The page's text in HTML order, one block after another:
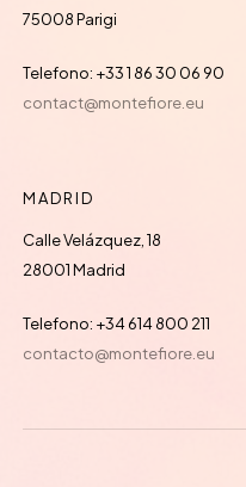
75008 Parigi
Telefono: +33 1 86 30 06 90
contact@montefiore.eu
MADRID
Calle Velázquez, 18
28001 Madrid
Telefono: +34 614 800 211
contacto@montefiore.eu